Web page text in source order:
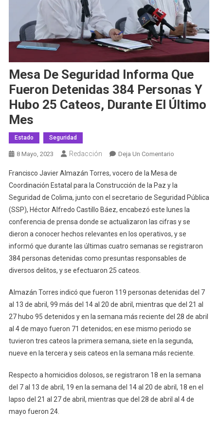
Mesa De Seguridad Informa Que
Fueron Detenidas 384 Personas Y
Hubo 25 Cateos, Durante El Último
Mes
Estado Seguridad
8 Mayo, 2023 Redacción Deja Un ComentarioEn
De
Seguridad
Informa
Que
Fueron
Detenidas
384
Personas
25
El
Último
Mes
Francisco Javier Almazán Torres, vocero de la Mesa de
Coordinación Estatal para la Construcción de la Paz y la
Seguridad de Colima, junto con el secretario de Seguridad Pública
(SSP), Héctor Alfredo Castillo Báez, encabezó este lunes la
conferencia de prensa donde se actualizaron las cifras y se
dieron a conocer hechos relevantes en los operativos, y se
informó que durante las últimas cuatro semanas se registraron
384 personas detenidas como presuntas responsables de
diversos delitos, y se efectuaron 25 cateos.
Almazán Torres indicó que fueron 119 personas detenidas del 7
al 13 de abril, 99 más del 14 al 20 de abril, mientras que del 21 al
27 hubo 95 detenidos y en la semana más reciente del 28 de abril
al 4 de mayo fueron 71 detenidos; en ese mismo periodo se
tuvieron tres cateos la primera semana, siete en la segunda,
nueve en la tercera y seis cateos en la semana más reciente.
Respecto a homicidios dolosos, se registraron 18 en la semana
del 7 al 13 de abril, 19 en la semana del 14 al 20 de abril, 18 en el
lapso del 21 al 27 de abril, mientras que del 28 de abril al 4 de
mayo fueron 24.